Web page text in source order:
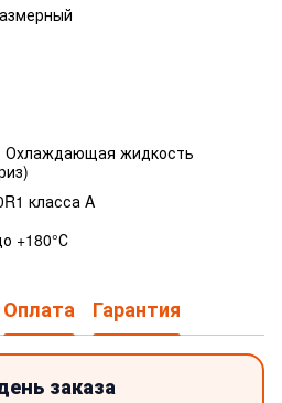
Охлаждающая жидкость
класса A
+180°С
Оплата Гарантия
заказа